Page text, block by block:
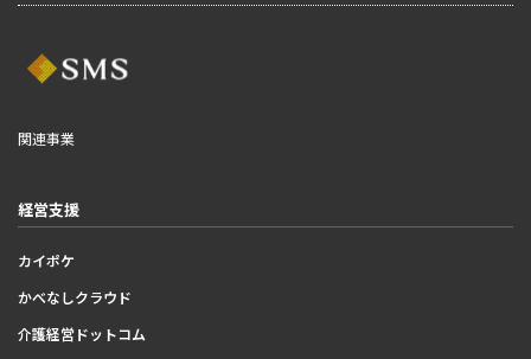
関連事業
経営支援
カイポケ
かべなしクラウド
介護経営ドットコム